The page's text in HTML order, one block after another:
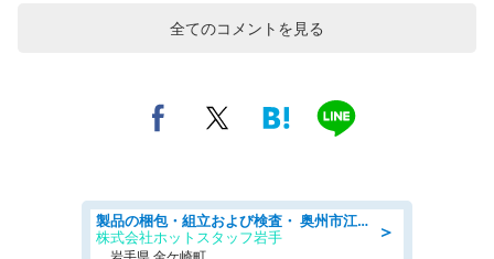
全てのコメントを見る
＞
製品の梱包・組立および検査・ 奥州市江刺/大手企業で長期安定 梱包・検査・組立/半年経過毎に5万円の報奨金有
株式会社ホットスタッフ岩手